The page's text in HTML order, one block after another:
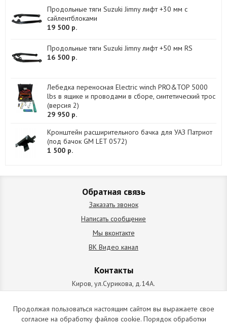
Продольные тяги Suzuki Jimny лифт +30 мм с
сайлентблоками
19 500 р.
Продольные тяги Suzuki Jimny лифт +50 мм RS
16 500 р.
Лебедка переносная Electric winch PRO&TOP 5000
lbs в ящике и проводами в сборе, синтетический трос
(версия 2)
29 950 р.
Кронштейн расширительного бачка для УАЗ Патриот
(под бачок GM LET 0572)
1 500 р.
Обратная связь
Заказать звонок
Написать сообщение
Мы вконтакте
ВК Видео канал
Контакты
Киров, ул.Сурикова, д.14А.
схема проезда
+7 (912) 827-92-55
ИП Позолотин Евгений Валерьевич
Продолжая пользоваться настоящим сайтом вы выражаете свое
согласие на обработку файлов cookie. Порядок обработки